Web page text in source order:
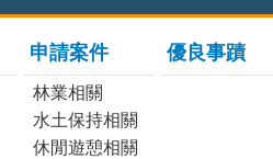
申請案件
林業相關
水土保持相關
休閒遊憩相關
優良事蹟